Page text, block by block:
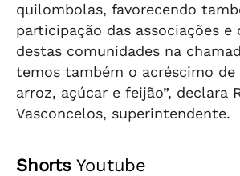
quilombolas, favorecendo
participação das associações e
destas comunidades na
temos também o acréscimo
arroz, açúcar e feijão”, declara
Vasconcelos, superintendente.
ShortsYoutube